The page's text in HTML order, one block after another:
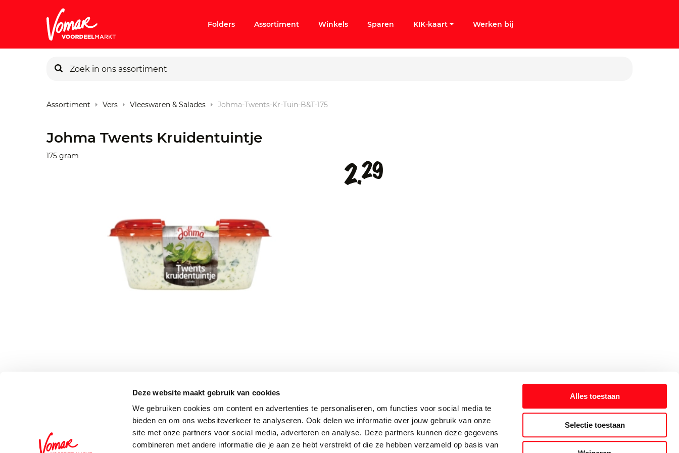
Deze website maakt gebruik van cookies
We gebruiken cookies om content en advertenties te personaliseren, om functies voor social media te
bieden en om ons websiteverkeer te analyseren. Ook delen we informatie over jouw gebruik van onze
site met onze partners voor social media, adverteren en analyse. Deze partners kunnen deze gegevens
combineren met andere informatie die je aan ze hebt verstrekt of die ze hebben verzameld op basis van
Alles toestaan
Selectie toestaan
Pincode vergeten
Folders Assortiment Winkels Sparen KIK-kaart Werken bij
Assortiment Vers Vleeswaren & Salades Johma-Twents-Kr-Tuin-B&t-175
Johma Twents Kruidentuintje
175 gram
2.29
Schrijf je in voor de Vomar nieuwsbrief